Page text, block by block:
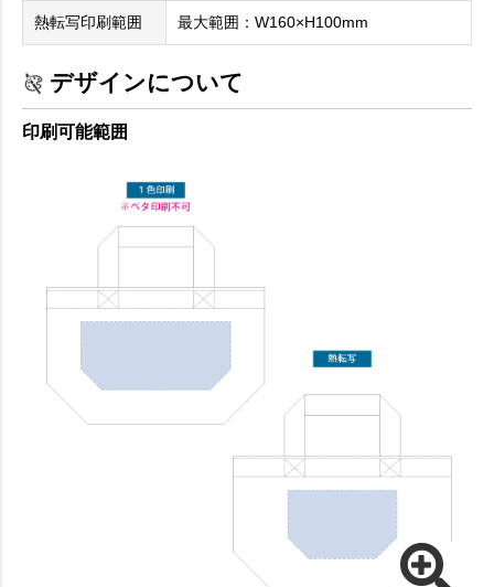
熱転写印刷範囲 最大範囲：W160×H100mm
デザインについて
印刷可能範囲